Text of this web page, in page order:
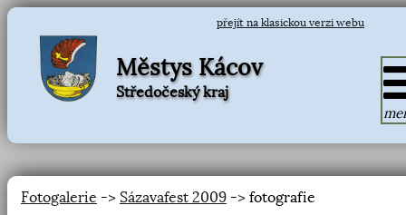
přejít na klasickou verzi webu
Městys Kácov
Středočeský kraj
Fotogalerie -> Sázavafest 2009 -> fotografie